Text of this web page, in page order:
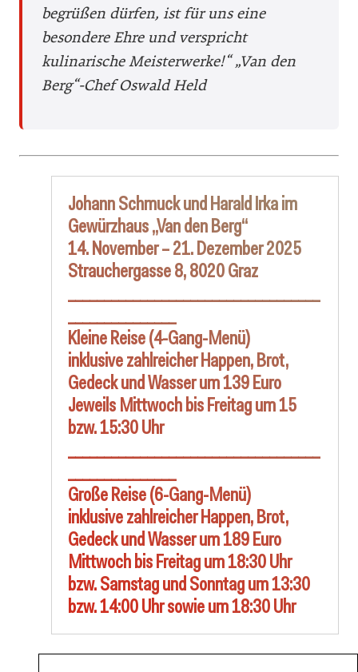
begrüßen dürfen, ist für uns eine
besondere Ehre und verspricht
kulinarische Meisterwerke!“„Van den
Berg“-Chef Oswald Held
Johann Schmuck und Harald Irka im
Gewürzhaus „Van den Berg“
14. November – 21. Dezember 2025
Strauchergasse 8, 8020 Graz
___________________________________
_______________
Kleine Reise (4-Gang-Menü)
inklusive zahlreicher Happen, Brot,
Gedeck und Wasser um 139 Euro
Jeweils Mittwoch bis Freitag um 15
bzw. 15:30 Uhr
___________________________________
_______________
Große Reise (6-Gang-Menü)
inklusive zahlreicher Happen, Brot,
Gedeck und Wasser um 189 Euro
Mittwoch bis Freitag um 18:30 Uhr
bzw. Samstag und Sonntag um 13:30
bzw. 14:00 Uhr sowie um 18:30 Uhr